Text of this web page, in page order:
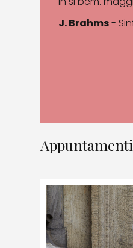
J. Brahms-